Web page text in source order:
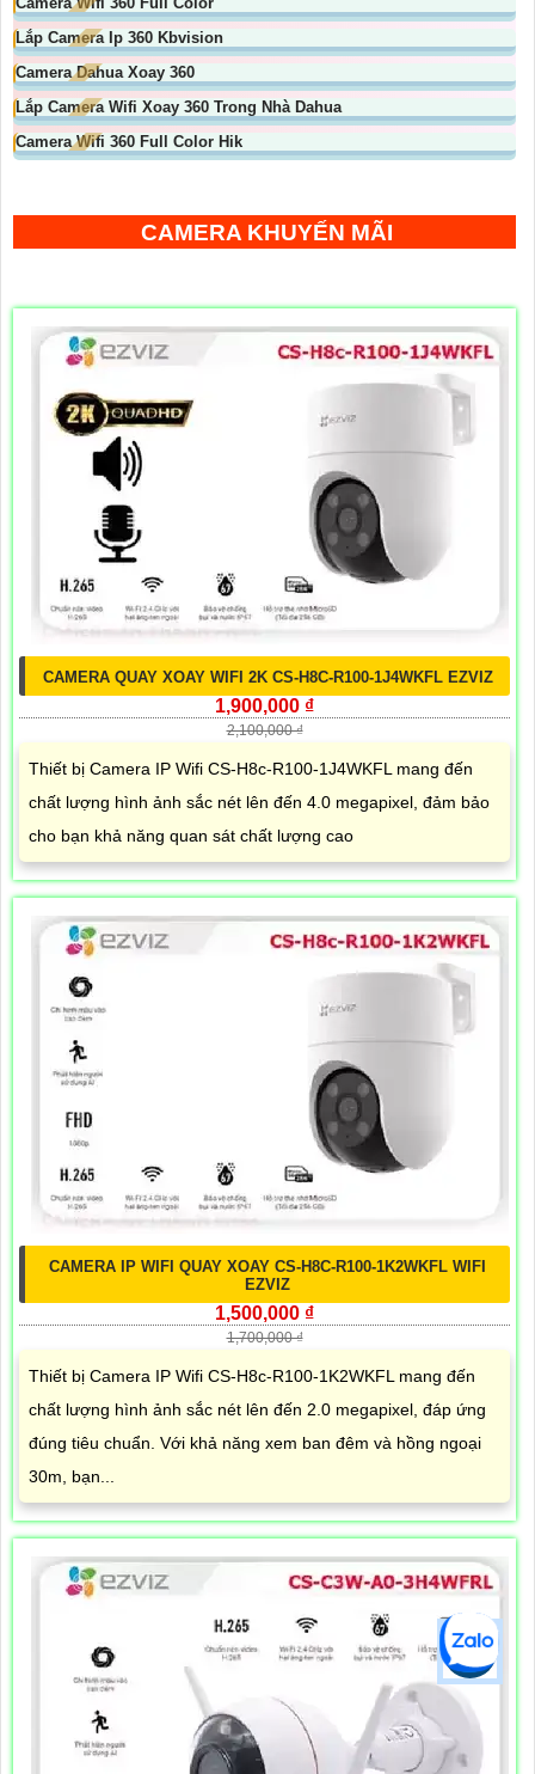
Lắp Camera Ip 360 Kbvision
Camera Dahua Xoay 360
Lắp Camera Wifi Xoay 360 Trong Nhà Dahua
Camera Wifi 360 Full Color Hik
CAMERA KHUYẾN MÃI
CAMERA QUAY XOAY WIFI 2K CS-H8C-R100-1J4WKFL EZVIZ
1,900,000 ₫
2,100,000 ₫
Thiết bị Camera IP Wifi CS-H8c-R100-1J4WKFL mang đến
chất lượng hình ảnh sắc nét lên đến 4.0 megapixel, đảm bảo
cho bạn khả năng quan sát chất lượng cao
CAMERA IP WIFI QUAY XOAY CS-H8C-R100-1K2WKFL WIFI
EZVIZ
1,500,000 ₫
1,700,000 ₫
Thiết bị Camera IP Wifi CS-H8c-R100-1K2WKFL mang đến
chất lượng hình ảnh sắc nét lên đến 2.0 megapixel, đáp ứng
đúng tiêu chuẩn. Với khả năng xem ban đêm và hồng ngoại
30m, bạn...